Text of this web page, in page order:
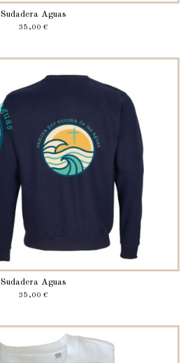
Sudadera Aguas
35,00 €
Sudadera Aguas
35,00 €